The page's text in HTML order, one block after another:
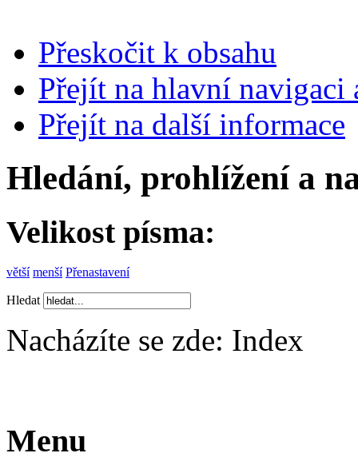
Přeskočit k obsahu
Přejít na hlavní navigaci
Přejít na další informace
Hledání, prohlížení a
Velikost písma:
větší menší Přenastavení
Hledat
Nacházíte se zde: Index
Menu